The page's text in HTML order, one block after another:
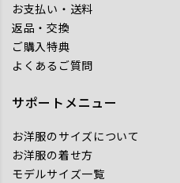
お支払い・送料
返品・交換
ご購入特典
よくあるご質問
サポートメニュー
お洋服のサイズについて
お洋服の着せ方
モデルサイズ一覧